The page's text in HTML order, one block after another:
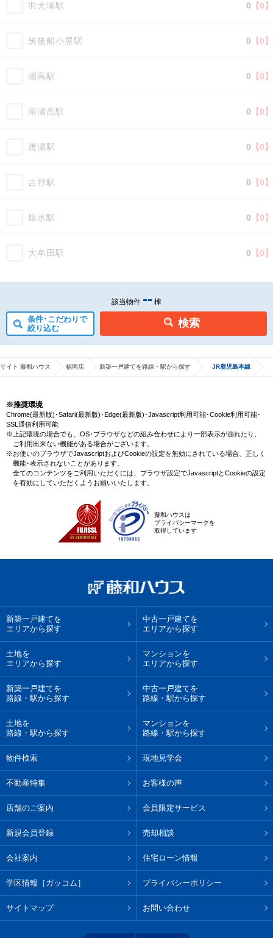
羽犬塚駅 【0】
0
筑後船小屋駅 【0】
0
瀬高駅 【0】
0
南瀬高駅 【0】
0
渡瀬駅 【0】
0
吉野駅 【0】
0
銀水駅 【0】
0
大牟田駅 【0】
0
該当物件 -- 棟
条件･こだわりで
絞り込む
検索
イト 藤和ハウス 福岡店 新築一戸建てを路線・駅から探す JR鹿児島本線
※推奨環境
Chrome(最新版)･Safari(最新版)･Edge(最新版)･Javascript利用可能･Cookie利用可能･
SSL通信利用可能
※上記環境の場合でも、OS･ブラウザなどの組み合わせにより一部表示が崩れたり、
ご利用出来ない機能がある場合がございます。
※お使いのブラウザでJavascriptおよびCookieの設定を無効にされている場合、正しく
機能･表示されないことがあります。
全てのコンテンツをご利用いただくには、ブラウザ設定でJavascriptとCookieの設定
を有効にしていただくようお願いいたします。
藤和ハウスは
プライバシーマークを
取得しています
新築一戸建てを
エリアから探す
中古一戸建てを
エリアから探す
土地を
エリアから探す
マンションを
エリアから探す
新築一戸建てを
路線・駅から探す
中古一戸建てを
路線・駅から探す
土地を
路線・駅から探す
マンションを
路線・駅から探す
物件検索 現地見学会
不動産特集 お客様の声
店舗のご案内 会員限定サービス
新規会員登録 売却相談
会社案内 住宅ローン情報
学区情報［ガッコム］ プライバシーポリシー
サイトマップ お問い合わせ